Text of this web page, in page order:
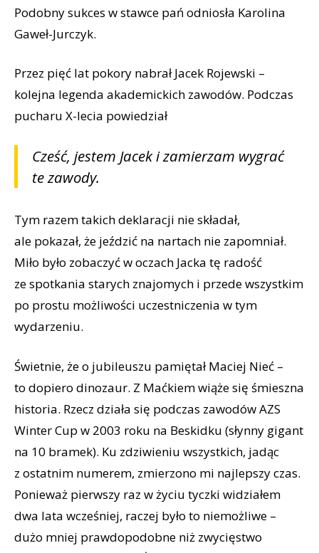
Podobny sukces w stawce pań odniosła Karolina
Gaweł-Jurczyk.
Przez pięć lat pokory nabrał Jacek Rojewski –
kolejna legenda akademickich zawodów. Podczas
pucharu X-lecia powiedział
Cześć, jestem Jacek i zamierzam wygrać
te zawody.
Tym razem takich deklaracji nie składał,
ale pokazał, że jeździć na nartach nie zapomniał.
Miło było zobaczyć w oczach Jacka tę radość
ze spotkania starych znajomych i przede wszystkim
po prostu możliwości uczestniczenia w tym
wydarzeniu.
Świetnie, że o jubileuszu pamiętał Maciej Nieć –
to dopiero dinozaur. Z Maćkiem wiąże się śmieszna
historia. Rzecz działa się podczas zawodów AZS
Winter Cup w 2003 roku na Beskidku (słynny gigant
na 10 bramek). Ku zdziwieniu wszystkich, jadąc
z ostatnim numerem, zmierzono mi najlepszy czas.
Ponieważ pierwszy raz w życiu tyczki widziałem
dwa lata wcześniej, raczej było to niemożliwe –
dużo mniej prawdopodobne niż zwycięstwo